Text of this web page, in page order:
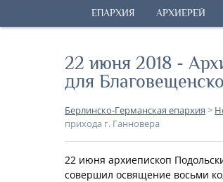
ЕПАРХИЯ АРХИЕРЕЙ
22 июня 2018 -
для
Берлинско-Германская епархия >
прихода г. Ганновера
22 июня архиепископ
совершил освящение восьми